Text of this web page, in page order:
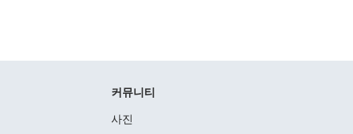
커뮤니티
사진